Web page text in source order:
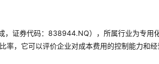
证券代码：838944.NQ），所属行业为专用
率，它可以评价企业对成本费用的控制能力和